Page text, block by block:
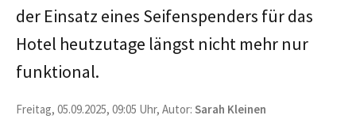
der Einsatz eines Seifenspenders für das
Hotel heutzutage längst nicht mehr nur
funktional.
Freitag, 05.09.2025, 09:05 Uhr, Autor: Sarah Kleinen